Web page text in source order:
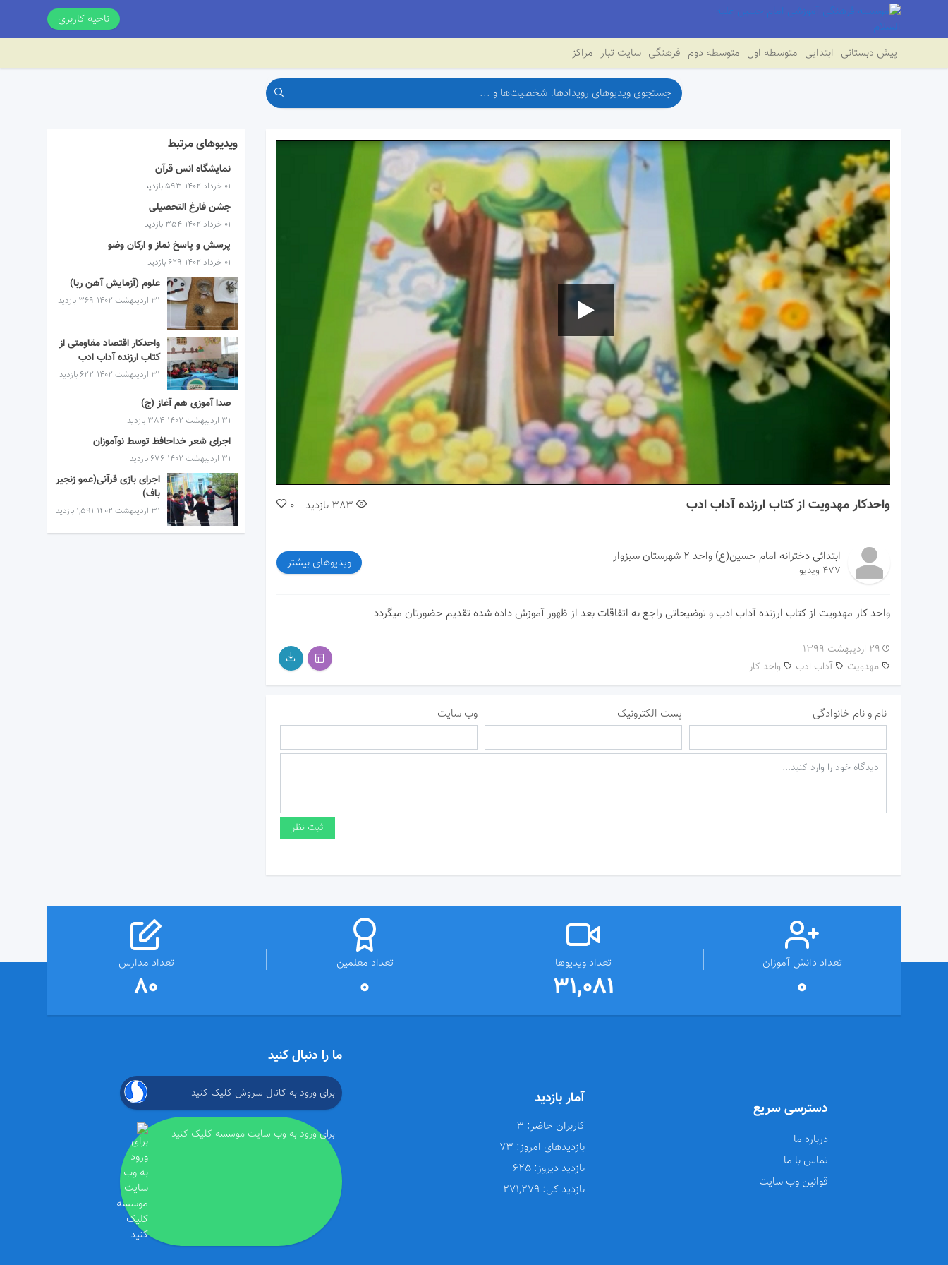
ناحیه کاربری
پیش دبستانی ابتدایی متوسطه اول متوسطه دوم فرهنگی سایت تبار مراکز
00:00
واحدکار مهدویت از کتاب ارزنده آداب ادب 0 383 بازدید
ابتدائی دخترانه امام حسین(ع) واحد ۲ شهرستان سبزوار
477 ویدیو ویدیوهای بیشتر
واحد کار مهدویت از کتاب ارزنده آداب ادب و توضیحاتی راجع به اتفاقات بعد از ظهور آموزش داده شده تقدیم حضورتان میگردد
۲۹ اردیبهشت ۱۳۹۹
آداب ادب
مهدویت واحد کار
نام و نام خانوادگی پست الکترونیک وب سایت
ویدیوهای مرتبط
نمایشگاه انس قرآن
۰۱ خرداد ۱۴۰۲ 593 بازدید
جشن فارغ التحصیلی
۰۱ خرداد ۱۴۰۲ 354 بازدید
پرسش و پاسخ نماز و ارکان وضو
۰۱ خرداد ۱۴۰۲ 629 بازدید
علوم (آزمایش آهن ربا)
۳۱ اردیبهشت ۱۴۰۲ 369 بازدید
واحدکار اقتصاد مقاومتی از
کتاب ارزنده آداب ادب
۳۱ اردیبهشت ۱۴۰۲ 622 بازدید
صدا آموزی هم آغاز (ج)
۳۱ اردیبهشت ۱۴۰۲ 384 بازدید
اجرای شعر خداحافظ توسط نوآموزان
۳۱ اردیبهشت ۱۴۰۲ 676 بازدید
اجرای بازی قرآنی(عمو زنجیر
باف)
۳۱ اردیبهشت ۱۴۰۲ 1,591 بازدید
تعداد دانش آموزان
0
تعداد ویدیوها
31,081
تعداد معلمین
0
تعداد مدارس
80
دسترسی سریع
درباره ما
تماس با ما
قوانین وب سایت
آمار بازدید
کاربران حاضر:
بازدیدهای امروز:
بازدید دیروز:
بازدید کل:
ما را دنبال کنید
برای ورود به کانال سروش کلیک کنید
برای ورود به وب سایت موسسه کلیک کنید